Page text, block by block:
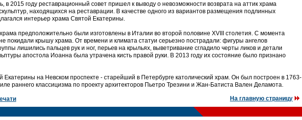
в 2015 году реставрационный совет пришел к выводу о невозможности возврата на аттик храма
находящихся на реставрации. В качестве одного из вариантов размещения подлинных
интерьер храма Святой Екатерины.
предположительно были изготовлены в Италии во второй половине XVIII столетия. С момента
покидали крышу храма. От времени и климата статуи серьезно пострадали: фигуры ангелов
лишились пальцев рук и ног, перьев на крыльях, выветривание сгладило черты ликов и детали
апостола Иоанна была утрачена кисть правой руки. В 2013 году их состояние было признано
Екатерины на Невском проспекте - старейший в Петербурге католический храм. Он был построен в 1763-
раннего классицизма по проекту архитекторов Пьетро Трезини и Жан-Батиста Вален Деламота.
На главную страницу